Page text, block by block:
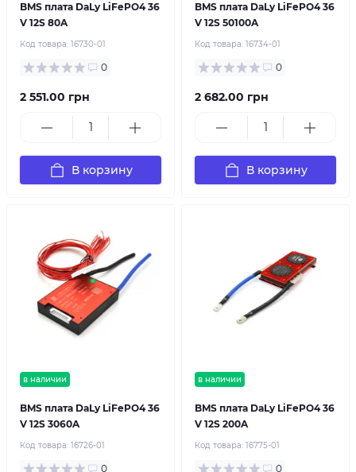
BMS плата DaLy LiFePO4 36
V 12S 80A
Код товара: 16730-01
0
2 551.00 грн
В корзину
BMS плата DaLy LiFePO4 36
V 12S 50100A
Код товара: 16734-01
0
2 682.00 грн
В корзину
в наличии
BMS плата DaLy LiFePO4 36
V 12S 3060A
Код товара: 16726-01
0
в наличии
BMS плата DaLy LiFePO4 36
V 12S 200A
Код товара: 16775-01
0